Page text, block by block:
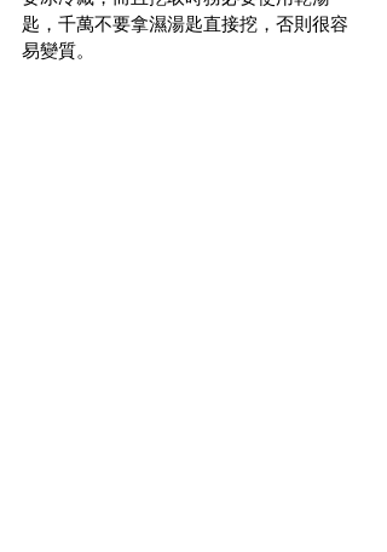
匙，千萬不要拿濕湯匙直接挖，否則很容
易變質。